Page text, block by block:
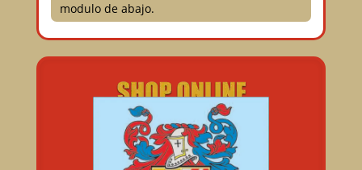
modulo de abajo.